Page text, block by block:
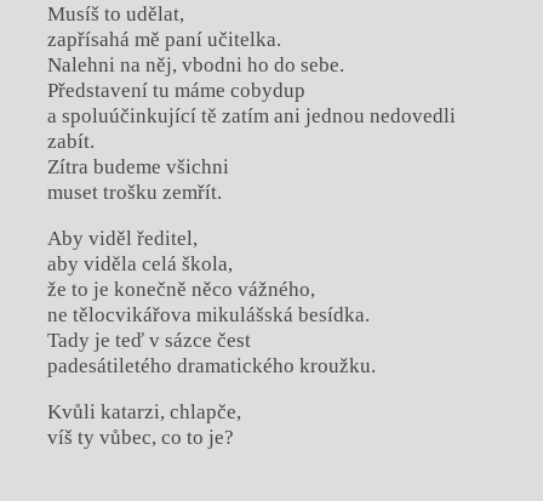
Musíš to udělat,
zapřísahá mě paní učitelka.
Nalehni na něj, vbodni ho do sebe.
Představení tu máme cobydup
a spoluúčinkující tě zatím ani jednou nedovedli
zabít.
Zítra budeme všichni
muset trošku zemřít.
Aby viděl ředitel,
aby viděla celá škola,
že to je konečně něco vážného,
ne tělocvikářova mikulášská besídka.
Tady je teď v sázce čest
padesátiletého dramatického kroužku.
Kvůli katarzi, chlapče,
víš ty vůbec, co to je?